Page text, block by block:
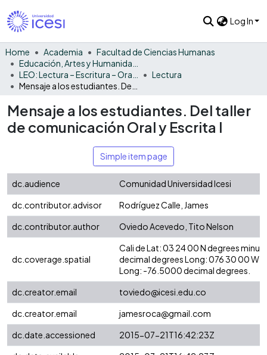
Log In
Home Academia
Facultad de Ciencias Humanas
Lectura
Mensaje a los estudiantes. Del taller
de comunicación Oral y Escrita I
Simple item page
dc.audience
Comunidad Universidad Icesi
dc.contributor.advisor
Rodríguez Calle, James
dc.contributor.author
Oviedo Acevedo, Tito Nelson
dc.coverage.spatial
Cali de Lat: 03 24 00 N degrees
decimal degrees Long: 076 30 00 W
Long: -76.5000 decimal degrees.
dc.creator.email
toviedo@icesi.edu.co
dc.creator.email
jamesroca@gmail.com
dc.date.accessioned
2015-07-21T16:42:23Z